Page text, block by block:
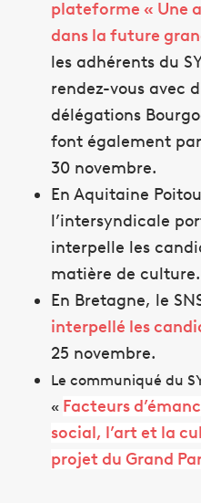
plateforme « Une
dans la future
les adhérents du
rendez-vous avec
délégations
font également
30 novembre.
En Aquitaine
l’intersyndicale
interpelle les
matière de culture.
En Bretagne, le
interpellé les
25 novembre.
Le communiqué du
« Facteurs
social, l’art et la
projet du Grand